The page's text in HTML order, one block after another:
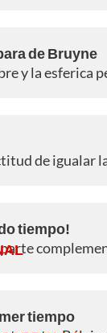
de Bruyne
y la esferica
de igualar
tiempo!
tiempo